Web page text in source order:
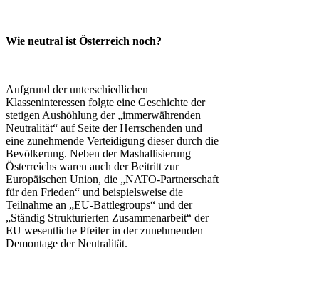
Wie neutral ist Österreich noch?
Aufgrund der unterschiedlichen
Klasseninteressen folgte eine Geschichte der
stetigen Aushöhlung der „immerwährenden
Neutralität“ auf Seite der Herrschenden und
eine zunehmende Verteidigung dieser durch die
Bevölkerung. Neben der Mashallisierung
Österreichs waren auch der Beitritt zur
Europäischen Union, die „NATO-Partnerschaft
für den Frieden“ und beispielsweise die
Teilnahme an „EU-Battlegroups“ und der
„Ständig Strukturierten Zusammenarbeit“ der
EU wesentliche Pfeiler in der zunehmenden
Demontage der Neutralität.